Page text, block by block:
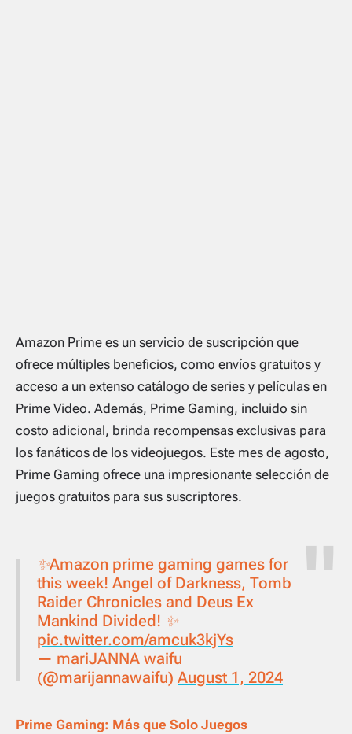
Amazon Prime es un servicio de suscripción que
ofrece múltiples beneficios, como envíos gratuitos y
acceso a un extenso catálogo de series y películas en
Prime Video. Además, Prime Gaming, incluido sin
costo adicional, brinda recompensas exclusivas para
los fanáticos de los videojuegos. Este mes de agosto,
Prime Gaming ofrece una impresionante selección de
juegos gratuitos para sus suscriptores.
✨Amazon prime gaming games for
this week! Angel of Darkness, Tomb
Raider Chronicles and Deus Ex
Mankind Divided! ✨
pic.twitter.com/amcuk3kjYs
— mariJANNA waifu
(@marijannawaifu) August 1, 2024
Prime Gaming: Más que Solo Juegos